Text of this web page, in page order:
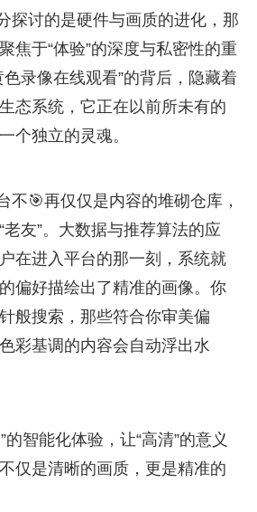
探讨的是硬件与画质的进化，那
焦于“体验”的深度与私密性的重
录像在线观看”的背后，隐藏着
态系统，它正在以前所未有的
个独立的灵魂。
不🎯再仅仅是内容的堆砌仓库，
友”。大数据与推荐算法的应
在进入平台的那一刻，系统就
偏好描绘出了精准的画像。你
般搜索，那些符合你审美偏
彩基调的内容会自动浮出水
的智能化体验，让“高清”的意义
仅是清晰的画质，更是精准的